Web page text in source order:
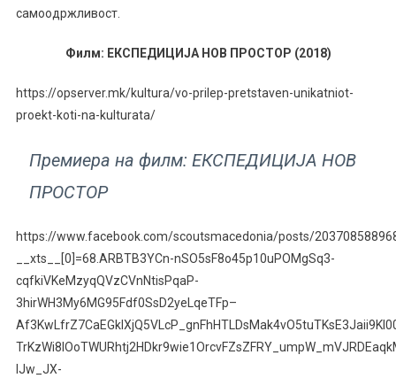
самоодржливост.
Филм: ЕКСПЕДИЦИЈА НОВ ПРОСТОР (2018)
https://opserver.mk/kultura/vo-prilep-pretstaven-unikatniot-
proekt-koti-na-kulturata/
Премиера на филм: ЕКСПЕДИЦИЈА НОВ
ПРОСТОР
https://www.facebook.com/scoutsmacedonia/posts/
__xts__[0]=68.ARBTB3YCn-nSO5sF8o45p10uPOMgSq3-
cqfkiVKeMzyqQVzCVnNtisPqaP-
3hirWH3My6MG95Fdf0SsD2yeLqeTFp–
lJw_JX-